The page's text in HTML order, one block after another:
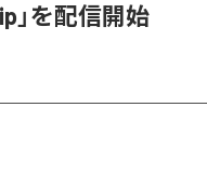
」を配信開始